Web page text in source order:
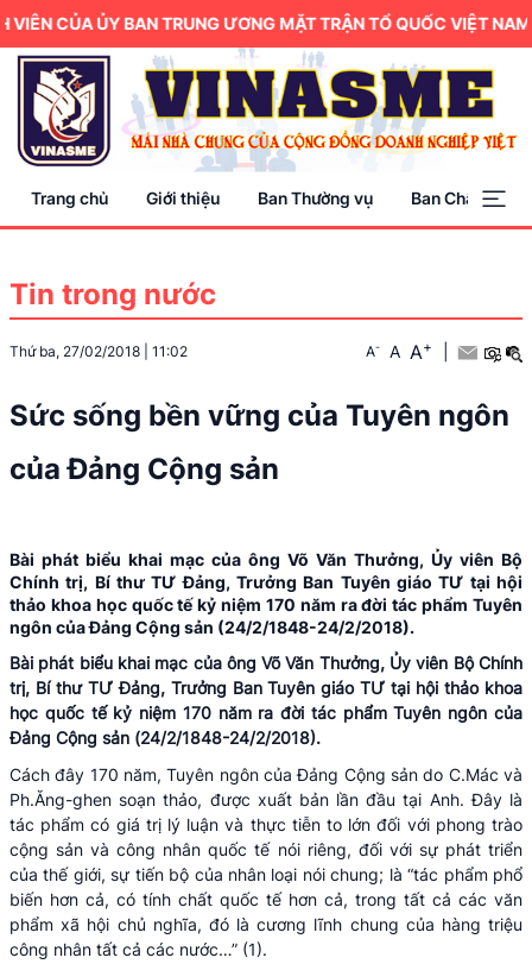
ỦY BAN TRUNG ƯƠNG MẶT TRẬN TỔ QUỐC VIỆT NAM.
Trang chủ Giới thiệu Ban Thường vụ Ban Chấp hành
Tin trong nước
Thứ ba, 27/02/2018 11:02 A- A A+
Sức sống bền vững của Tuyên ngôn
của Đảng Cộng sản
Bài phát biểu khai mạc của ông Võ Văn Thưởng, Ủy viên Bộ
Chính trị, Bí thư TƯ Đảng, Trưởng Ban Tuyên giáo TƯ tại hội
thảo khoa học quốc tế kỷ niệm 170 năm ra đời tác phẩm Tuyên
ngôn của Đảng Cộng sản (24/2/1848-24/2/2018).
Bài phát biểu khai mạc của ông Võ Văn Thưởng, Ủy viên Bộ Chính
trị, Bí thư TƯ Đảng, Trưởng Ban Tuyên giáo TƯ tại hội thảo khoa
học quốc tế kỷ niệm 170 năm ra đời tác phẩm Tuyên ngôn của
Đảng Cộng sản (24/2/1848-24/2/2018).
Cách đây 170 năm, Tuyên ngôn của Đảng Cộng sản do C.Mác và
Ph.Ăng-ghen soạn thảo, được xuất bản lần đầu tại Anh. Đây là
tác phẩm có giá trị lý luận và thực tiễn to lớn đối với phong trào
cộng sản và công nhân quốc tế nói riêng, đối với sự phát triển
của thế giới, sự tiến bộ của nhân loại nói chung; là “tác phẩm phổ
biến hơn cả, có tính chất quốc tế hơn cả, trong tất cả các văn
phẩm xã hội chủ nghĩa, đó là cương lĩnh chung của hàng triệu
công nhân tất cả các nước…” (1).